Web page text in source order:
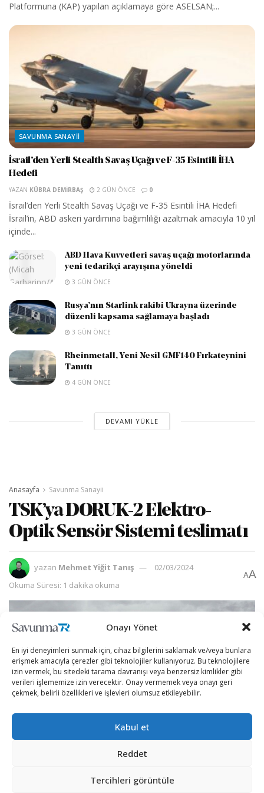
Onayı Yönet
En iyi deneyimleri sunmak için, cihaz bilgilerini saklamak ve/veya bunlara
erişmek amacıyla çerezler gibi teknolojiler kullanıyoruz. Bu teknolojilere
izin vermek, bu sitedeki tarama davranışı veya benzersiz kimlikler gibi
verileri işlememize izin verecektir. Onay vermemek veya onayı geri
çekmek, belirli özellikleri ve işlevleri olumsuz etkileyebilir.
Kabul et
Reddet
Tercihleri görüntüle
Platformuna (KAP) yapılan açıklamaya göre ASELSAN;...
SAVUNMA SANAYII
İsrail’den Yerli Stealth Savaş Uçağı ve F-35 Esintili İHA
Hedefi
YAZAN KÜBRA DEMIRBAŞ 2 GÜN ÖNCE 0
İsrail’den Yerli Stealth Savaş Uçağı ve F-35 Esintili İHA Hedefi
İsrail’in, ABD askeri yardımına bağımlılığı azaltmak amacıyla 10 yıl
içinde...
ABD Hava Kuvvetleri savaş uçağı motorlarında
yeni tedarikçi arayışına yöneldi
3 GÜN ÖNCE
Rusya’nın Starlink rakibi Ukrayna üzerinde
düzenli kapsama sağlamaya başladı
3 GÜN ÖNCE
Rheinmetall, Yeni Nesil GMF140 Fırkateynini
Tanıttı
4 GÜN ÖNCE
DEVAMI YÜKLE
Anasayfa Savunma Sanayii
TSK’ya DORUK-2 Elektro-
Optik Sensör Sistemi teslimatı
yazan Mehmet Yiğit Tanış
02/03/2024
Okuma Süresi: 1 dakika okuma
AA
cevap vermeye devam ediyor.